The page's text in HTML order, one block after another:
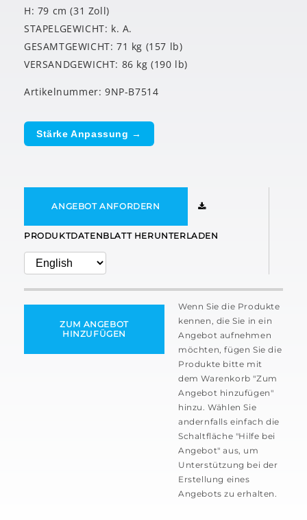
H: 79 cm (31 Zoll)
STAPELGEWICHT: k. A.
GESAMTGEWICHT: 71 kg (157 lb)
VERSANDGEWICHT: 86 kg (190 lb)
Artikelnummer: 9NP-B7514
Stärke Anpassung →
ANGEBOT ANFORDERN
PRODUKTDATENBLATT HERUNTERLADEN
ZUM ANGEBOT
HINZUFÜGEN
Wenn Sie die Produkte
kennen, die Sie in ein
Angebot aufnehmen
möchten, fügen Sie die
Produkte bitte mit
dem Warenkorb "Zum
Angebot hinzufügen"
hinzu. Wählen Sie
andernfalls einfach die
Schaltfläche "Hilfe bei
Angebot" aus, um
Unterstützung bei der
Erstellung eines
Angebots zu erhalten.